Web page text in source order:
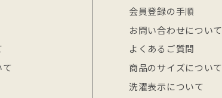
会員登録の手順
お問い合わせについて
よくあるご質問
商品のサイズについて
洗濯表示について